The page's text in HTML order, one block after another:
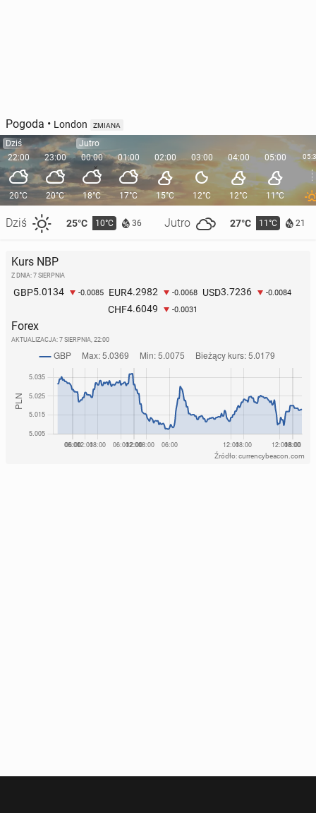
Pogoda • London ZMIANA
Dziś
22:00
20°C
Dziś 25°C 10°C 36 Jutro 27°C 11°C 21
23:00
20°C
Jutro
00:00
18°C
01:00
17°C
02:00
15°C
03:00
12°C
04:00
12°C
05:00
11°C
Kurs NBP
Z DNIA: 7 SIERPNIA
GBP5.0134 -0.0085 EUR4.2982 -0.0068 USD3.7236 -0.0084
CHF4.6049 -0.0031
Forex
AKTUALIZACJA: 7 SIERPNIA, 22:00
Źródło: currencybeacon.com